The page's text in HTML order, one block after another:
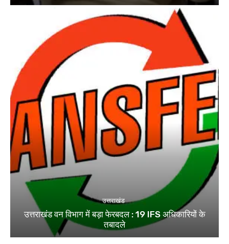
उत्तराखंड
उत्तराखंड वन विभाग में बड़ा फेरबदल : 19 IFS अधिकारियों के
तबादले